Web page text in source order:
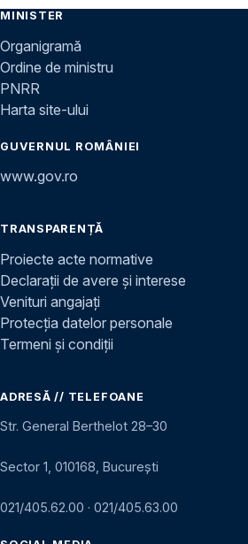
MINISTER
Organigramă
Ordine de ministru
PNRR
Harta site-ului
GUVERNUL ROMÂNIEI
www.gov.ro
TRANSPARENȚĂ
Proiecte acte normative
Declarații de avere și interese
Venituri angajați
Protecția datelor personale
Termeni și condiții
ADRESĂ // TELEFOANE
Str. General Berthelot 28–30
Sector 1, 010168, București
021/405.62.00 · 021/405.63.00